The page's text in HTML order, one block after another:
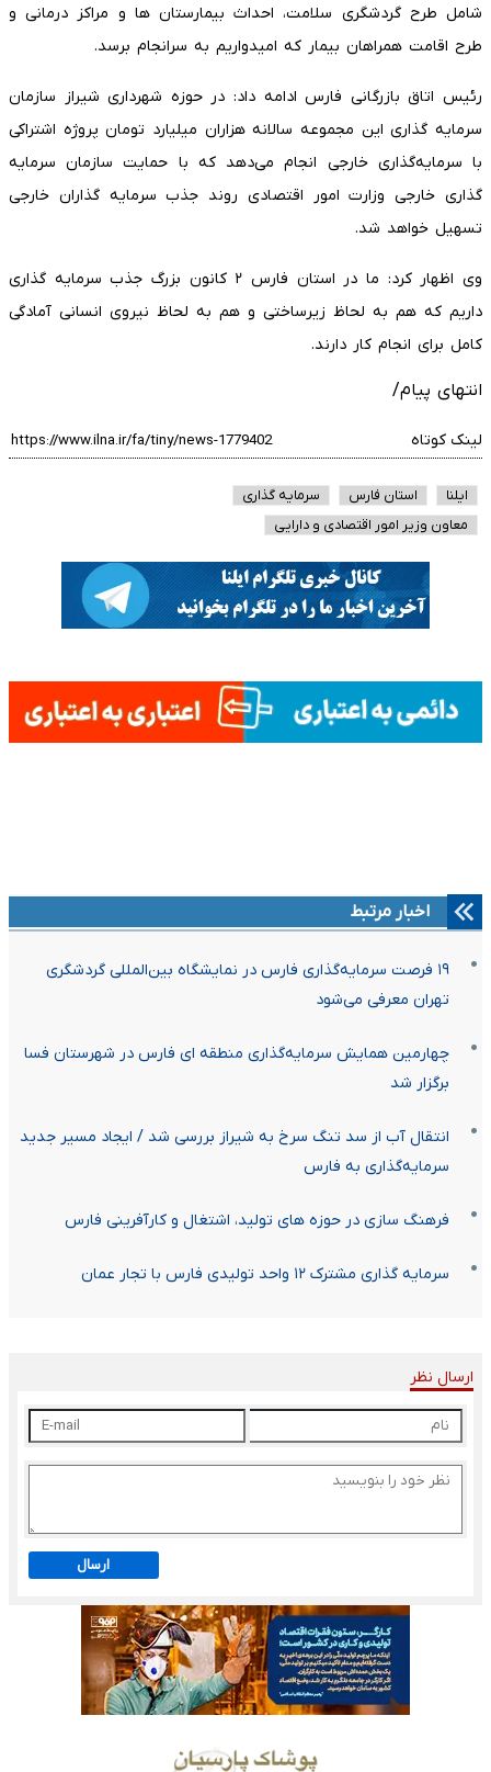
شامل طرح گردشگری سلامت، احداث بیمارستان ها و مراکز درمانی و
طرح اقامت همراهان بیمار که امیدواریم به سرانجام برسد.
رئیس اتاق بازرگانی فارس ادامه داد: در حوزه شهرداری شیراز سازمان
سرمایه گذاری این مجموعه سالانه هزاران میلیارد تومان پروژه اشتراکی
با سرمایه‌گذاری خارجی انجام می‌دهد که با حمایت سازمان سرمایه
گذاری خارجی وزارت امور اقتصادی روند جذب سرمایه گذاران خارجی
تسهیل خواهد شد.
وی اظهار کرد: ما در استان فارس ۲ کانون بزرگ جذب سرمایه گذاری
داریم که هم به لحاظ زیرساختی و هم به لحاظ نیروی انسانی آمادگی
کامل برای انجام کار دارند.
انتهای پیام/
لینک کوتاه
ایلنا استان فارس
سرمایه گذاری
معاون وزیر امور اقتصادی و دارایی
اخبار مرتبط
۱۹ فرصت سرمایه‌گذاری فارس در نمایشگاه بین‌المللی گردشگری
تهران معرفی می‌شود
چهارمین همایش سرمایه‌گذاری منطقه ای فارس در شهرستان فسا
برگزار شد
انتقال آب از سد تنگ سرخ به شیراز بررسی شد / ایجاد مسیر جدید
سرمایه‌گذاری به فارس
فرهنگ سازی در حوزه های تولید، اشتغال و کارآفرینی فارس
سرمایه گذاری مشترک ۱۲ واحد تولیدی فارس با تجار عمان
ارسال نظر
ارسال